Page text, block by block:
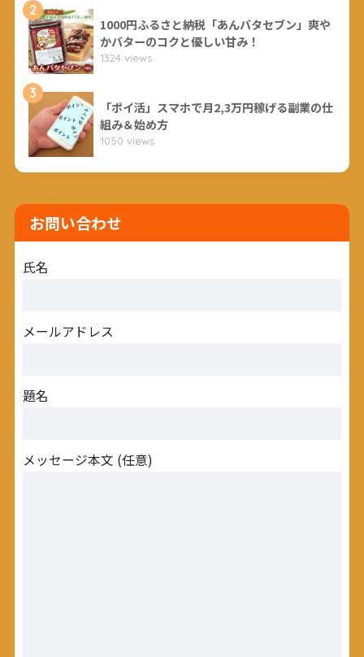
2
1000円ふるさと納税「あんバタセブン」爽や
かバターのコクと優しい甘み！
1324 views
3
「ポイ活」スマホで月2,3万円稼げる副業の仕
組み＆始め方
1050 views
お問い合わせ
氏名
メールアドレス
題名
メッセージ本文 (任意)